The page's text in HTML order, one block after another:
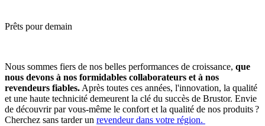
Prêts pour demain
Nous sommes fiers de nos belles performances de croissance, que
nous devons à nos formidables collaborateurs et à nos
revendeurs fiables.Après toutes ces années, l'innovation, la qualité
et une haute technicité demeurent la clé du succès de Brustor. Envie
de découvrir par vous-même le confort et la qualité de nos produits ?
Cherchez sans tarder un revendeur dans votre région.